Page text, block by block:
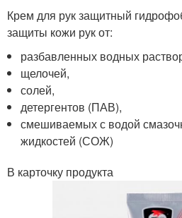
Крем для рук защитный
защиты кожи рук от:
разбавленных водных
щелочей,
солей,
детергентов (ПАВ),
смешиваемых с водой
жидкостей (СОЖ)
В карточку продукта